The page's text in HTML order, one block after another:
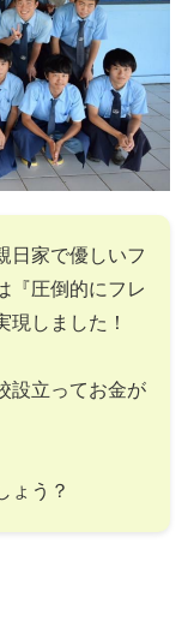
日家で優しいフ
『圧倒的にフレ
現しました！
設立ってお金が
ょう？